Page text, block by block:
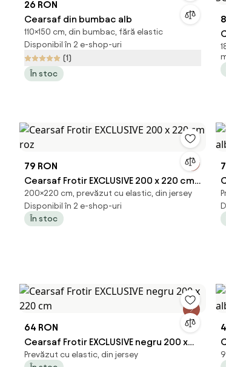
26 RON
Cearsaf din bumbac alb
110×150 cm, din bumbac, fără elastic
Disponibil în 2 e-shop-uri
(1)
În stoc
79 RON
Cearsaf Frotir EXCLUSIVE 200 x 220 cm
roz
200×220 cm, prevăzut cu elastic, din jersey
Disponibil în 2 e-shop-uri
În stoc
64 RON
Cearsaf Frotir EXCLUSIVE negru 200 x
220 cm
Prevăzut cu elastic, din jersey